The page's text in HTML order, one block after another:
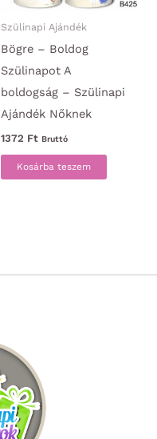
Szülinapi Ajándék
Bögre – Boldog
Szülinapot A
boldogság – Szülinapi
Ajándék Nőknek
1372 Ft Bruttó
Kosárba teszem